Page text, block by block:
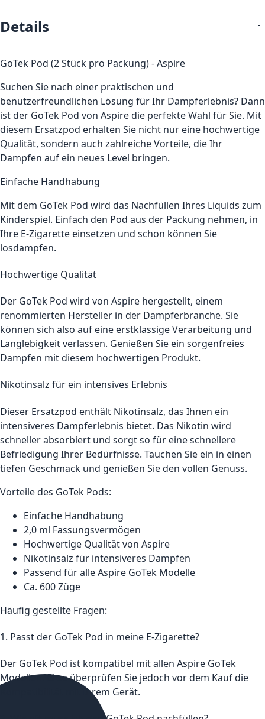
Details
GoTek Pod (2 Stück pro Packung) - Aspire
Suchen Sie nach einer praktischen und
benutzerfreundlichen Lösung für Ihr Dampferlebnis? Dann
ist der GoTek Pod von Aspire die perfekte Wahl für Sie. Mit
diesem Ersatzpod erhalten Sie nicht nur eine hochwertige
Qualität, sondern auch zahlreiche Vorteile, die Ihr
Dampfen auf ein neues Level bringen.
Einfache Handhabung
Mit dem GoTek Pod wird das Nachfüllen Ihres Liquids zum
Kinderspiel. Einfach den Pod aus der Packung nehmen, in
Ihre E-Zigarette einsetzen und schon können Sie
losdampfen.
Hochwertige Qualität
Der GoTek Pod wird von Aspire hergestellt, einem
renommierten Hersteller in der Dampferbranche. Sie
können sich also auf eine erstklassige Verarbeitung und
Langlebigkeit verlassen. Genießen Sie ein sorgenfreies
Dampfen mit diesem hochwertigen Produkt.
Nikotinsalz für ein intensives Erlebnis
Dieser Ersatzpod enthält Nikotinsalz, das Ihnen ein
intensiveres Dampferlebnis bietet. Das Nikotin wird
schneller absorbiert und sorgt so für eine schnellere
Befriedigung Ihrer Bedürfnisse. Tauchen Sie ein in einen
tiefen Geschmack und genießen Sie den vollen Genuss.
Vorteile des GoTek Pods:
Einfache Handhabung
2,0 ml Fassungsvermögen
Hochwertige Qualität von Aspire
Nikotinsalz für intensiveres Dampfen
Passend für alle Aspire GoTek Modelle
Ca. 600 Züge
Häufig gestellte Fragen:
1. Passt der GoTek Pod in meine E-Zigarette?
Der GoTek Pod ist kompatibel mit allen Aspire GoTek
Modellen. Bitte überprüfen Sie jedoch vor dem Kauf die
Kompatibilität mit Ihrem Gerät.